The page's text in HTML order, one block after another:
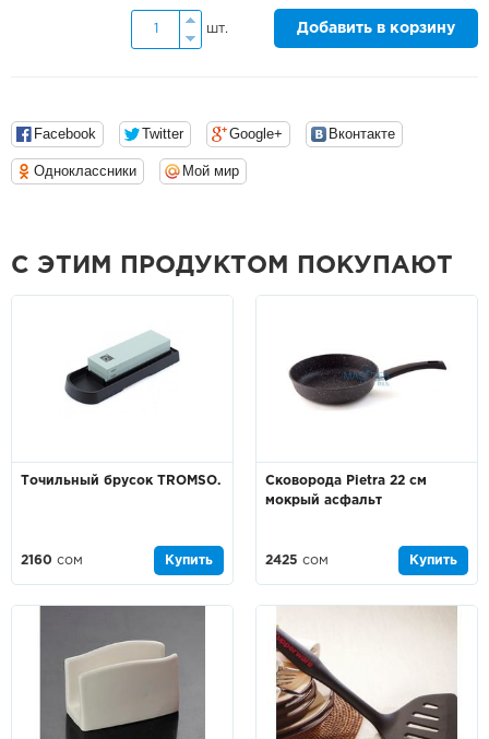
шт. Добавить в корзину
Facebook Twitter Google+ Вконтакте
Одноклассники Мой мир
С ЭТИМ ПРОДУКТОМ ПОКУПАЮТ
Точильный брусок TROMSO.
2160 сом Купить
Сковорода Pietra 22 см
мокрый асфальт
2425 сом Купить